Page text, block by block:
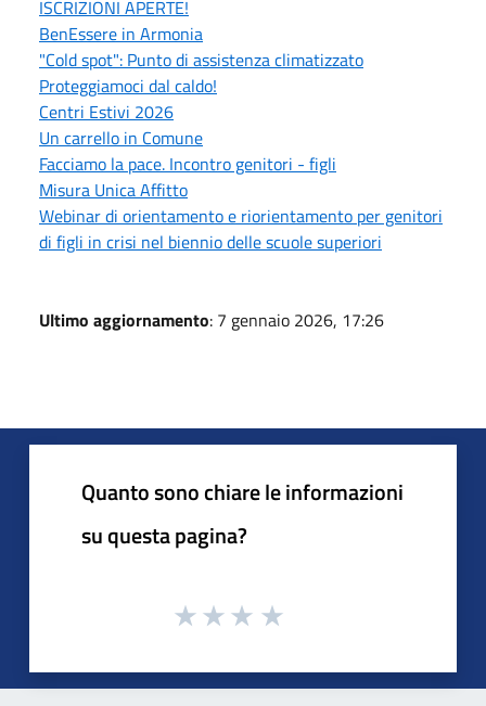
ISCRIZIONI APERTE!
BenEssere in Armonia
"Cold spot": Punto di assistenza climatizzato
Proteggiamoci dal caldo!
Centri Estivi 2026
Un carrello in Comune
Facciamo la pace. Incontro genitori - figli
Misura Unica Affitto
Webinar di orientamento e riorientamento per genitori
di figli in crisi nel biennio delle scuole superiori
Ultimo aggiornamento: 7 gennaio 2026, 17:26
Quanto sono chiare le informazioni
su questa pagina?